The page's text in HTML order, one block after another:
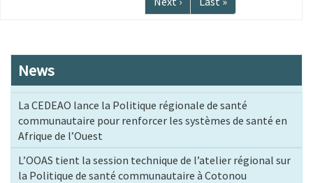
suivante page
News
La CEDEAO lance la Politique régionale de santé
communautaire pour renforcer les systèmes de santé en
Afrique de l’Ouest
L’OOAS tient la session technique de l’atelier régional sur
la Politique de santé communautaire à Cotonou